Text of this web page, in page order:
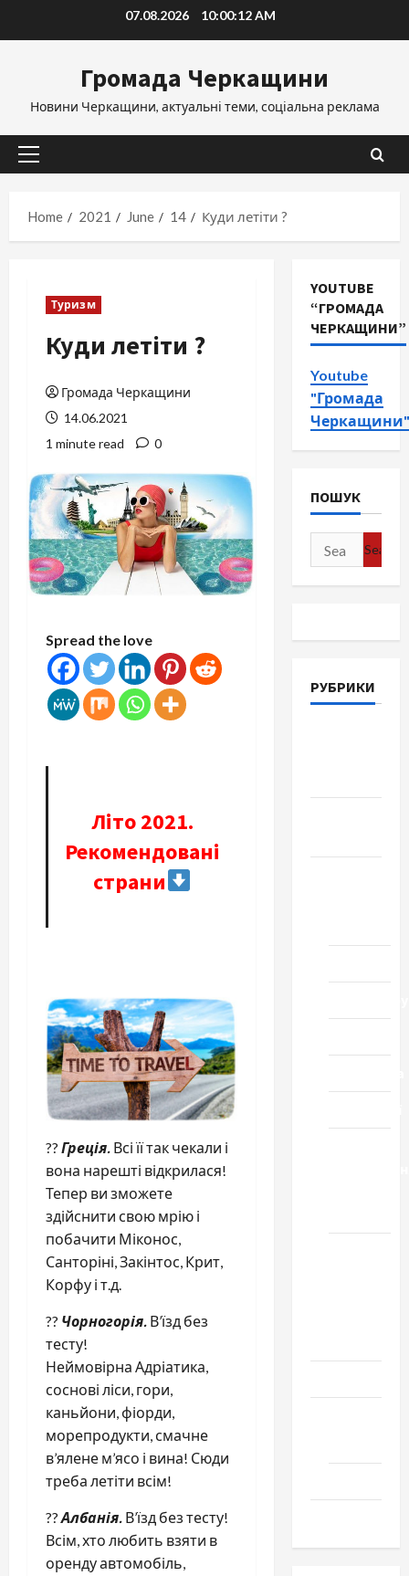
07.08.2026 10:00:12 AM
Громада Черкащини
Новини Черкащини, актуальні теми, соціальна реклама
Primary
Home
2021 June 14 Куди летіти ?
Туризм
Куди летіти ?
Громада Черкащини
14.06.2021
1 minute read
0
Spread the love
Літо 2021.
Рекомендовані
страни
?? Греція. Всі її так чекали і
вона нарешті відкрилася!
Тепер ви зможете
здійснити свою мрію і
побачити Міконос,
Санторіні, Закінтос, Крит,
Корфу і т.д.
?? Чорногорія. В’їзд без
тесту!
Неймовірна Адріатика,
соснові ліси, гори,
каньйони, фіорди,
морепродукти, смачне
в’ялене м’ясо і вина! Сюди
треба летіти всім!
??Албанія. В’їзд без тесту!
Всім, хто любить взяти в
оренду автомобіль,
YOUTUBE
“ГРОМАДА
ЧЕРКАЩИНИ”
Youtube
"Громада
Черкащини"
ПОШУК
Search
for:
РУБРИКИ